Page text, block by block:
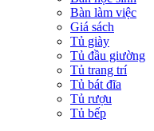
Bàn làm việc
Giá sách
Tủ giày
Tủ đầu giường
Tủ trang trí
Tủ bát đĩa
Tủ rượu
Tủ bếp